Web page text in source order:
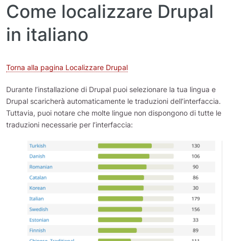
Come localizzare Drupal
in italiano
Torna alla pagina Localizzare Drupal
Durante l’installazione di Drupal puoi selezionare la tua lingua e
Drupal scaricherà automaticamente le traduzioni dell’interfaccia.
Tuttavia, puoi notare che molte lingue non dispongono di tutte le
traduzioni necessarie per l’interfaccia: